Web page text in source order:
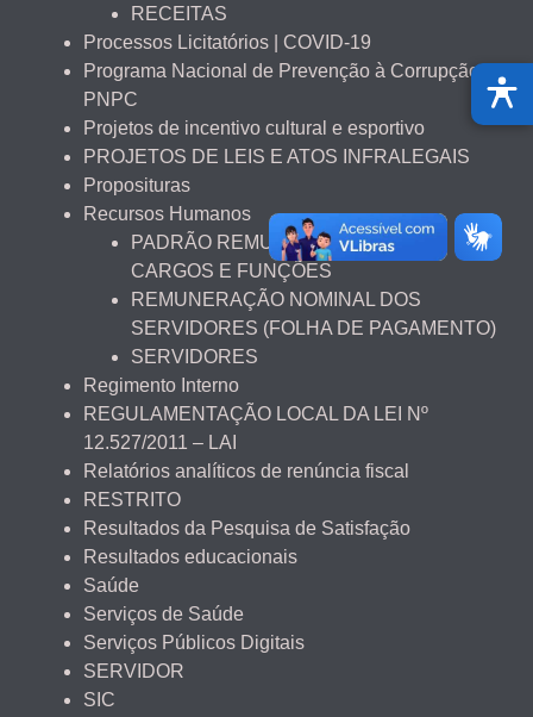
RECEITAS
Processos Licitatórios | COVID-19
Programa Nacional de Prevenção à Corrupção –
PNPC
Projetos de incentivo cultural e esportivo
PROJETOS DE LEIS E ATOS INFRALEGAIS
Proposituras
Recursos Humanos
PADRÃO REMUNERATÓRIO DOS
CARGOS E FUNÇÕES
REMUNERAÇÃO NOMINAL DOS
SERVIDORES (FOLHA DE PAGAMENTO)
SERVIDORES
Regimento Interno
REGULAMENTAÇÃO LOCAL DA LEI Nº
12.527/2011 – LAI
Relatórios analíticos de renúncia fiscal
RESTRITO
Resultados da Pesquisa de Satisfação
Resultados educacionais
Saúde
Serviços de Saúde
Serviços Públicos Digitais
SERVIDOR
SIC